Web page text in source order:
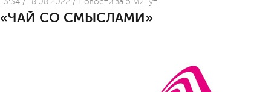
«ЧАЙ СО СМЫСЛАМИ»